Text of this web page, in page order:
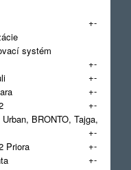
+-
systém
+-
+-
+-
+-
BRONTO, Tajga,
+-
Priora
+-
+-